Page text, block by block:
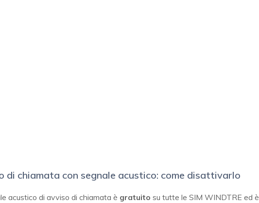
di chiamata con segnale acustico: come disattivarlo
acustico di avviso di chiamata è gratuito su tutte le SIM WINDTRE ed è